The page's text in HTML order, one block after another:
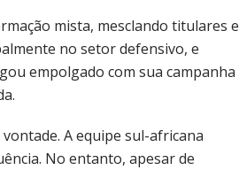
mista, mesclando titulares e
no setor defensivo, e
empolgado com sua campanha
A equipe sul-africana
No entanto, apesar de